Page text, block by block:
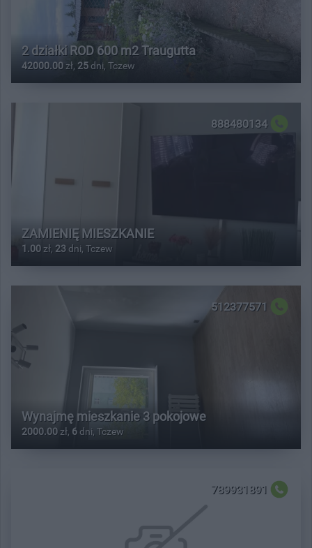
2 działki ROD 600 m2 Traugutta
42000.00 zł, 25 dni, Tczew
888480134
ZAMIENIĘ MIESZKANIE
1.00 zł, 23 dni, Tczew
512377571
Wynajmę mieszkanie 3 pokojowe
2000.00 zł, 6 dni, Tczew
789931891